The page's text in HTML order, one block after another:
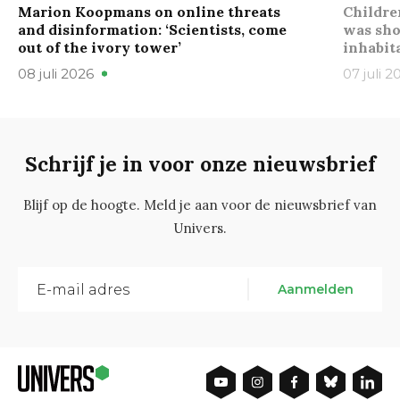
Marion Koopmans on online threats
and disinformation: ‘Scientists, come
out of the ivory tower’
08 juli 2026
was
07 juli
Schrijf je in voor onze nieuwsbrief
Blijf op de hoogte. Meld je aan voor de nieuwsbrief van
Univers.
Aanmelden